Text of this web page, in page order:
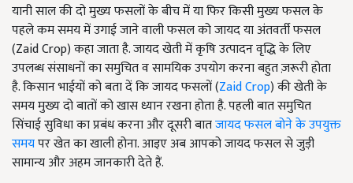
यानी साल की दो मुख्य फसलों के बीच में या फिर किसी मुख्य फसल के
पहले कम समय में उगाई जाने वाली फसल को जायद या अंतवर्ती फसल
(Zaid Crop) कहा जाता है. जायद खेती में कृषि उत्पादन वृद्धि के लिए
उपलब्ध संसाधनों का समुचित व सामयिक उपयोग करना बहुत ज़रूरी होता
है. किसान भाईयों को बता दें कि जायद फसलों (Zaid Crop) की खेती के
समय मुख्य दो बातों को खास ध्यान रखना होता है. पहली बात समुचित
सिंचाई सुविधा का प्रबंध करना और दूसरी बातजायद फसल बोने के उपयुक्त
समयपर खेत का खाली होना. आइए अब आपको जायद फसल से जुड़ी
सामान्य और अहम जानकारी देते हैं.